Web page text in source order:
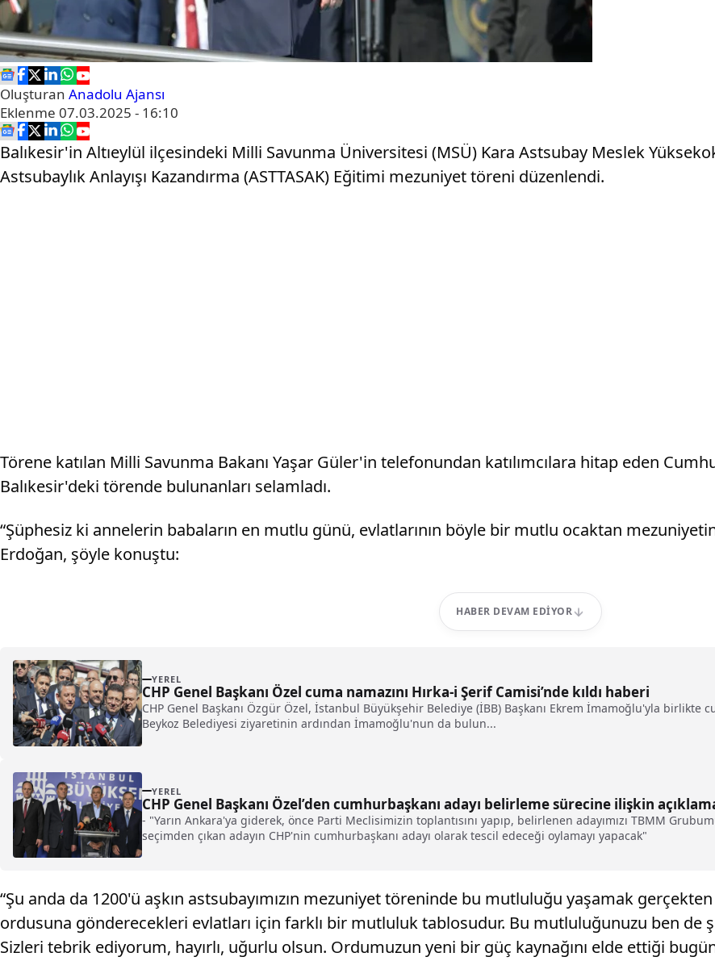
Oluşturan Anadolu Ajansı
Eklenme 07.03.2025 - 16:10
Balıkesir'in Altıeylül ilçesindeki Milli Savunma Üniversitesi (MSÜ) Kara Astsubay Meslek
Astsubaylık Anlayışı Kazandırma (ASTTASAK) Eğitimi mezuniyet töreni düzenlendi.
Törene katılan Milli Savunma Bakanı Yaşar Güler'in telefonundan katılımcılara hitap eden
Balıkesir'deki törende bulunanları selamladı.
“Şüphesiz ki annelerin babaların en mutlu günü, evlatlarının böyle bir mutlu ocaktan
Erdoğan, şöyle konuştu:
HABER DEVAM EDIYOR
YEREL
CHP Genel Başkanı Özel cuma namazını Hırka-i Şerif Camisi’nde kıldı haberi
CHP Genel Başkanı Özgür Özel, İstanbul Büyükşehir Belediye (İBB) Başkanı Ekrem İmamoğlu'yla birlikte
Beykoz Belediyesi ziyaretinin ardından İmamoğlu'nun da bulun...
YEREL
CHP Genel Başkanı Özel’den cumhurbaşkanı adayı belirleme sürecine ilişkin
- "Yarın Ankara'ya giderek, önce Parti Meclisimizin toplantısını yapıp, belirlenen adayımızı TBMM
seçimden çıkan adayın CHP'nin cumhurbaşkanı adayı olarak tescil edeceği oylamayı yapacak"
“Şu anda da 1200'ü aşkın astsubayımızın mezuniyet töreninde bu mutluluğu yaşamak
ordusuna gönderecekleri evlatları için farklı bir mutluluk tablosudur. Bu mutluluğunuzu ben de
Sizleri tebrik ediyorum, hayırlı, uğurlu olsun. Ordumuzun yeni bir güç kaynağını elde ettiği